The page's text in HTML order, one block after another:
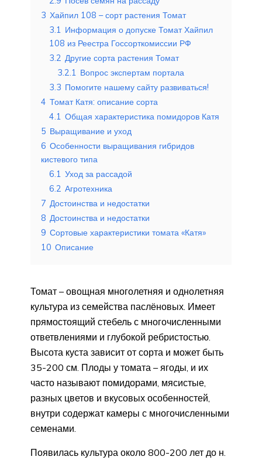
3 Хайпил 108 – сорт растения Томат
3.1 Информация о допуске Томат Хайпил
108 из Реестра Госсорткомиссии РФ
3.2 Другие сорта растения Томат
3.2.1 Вопрос экспертам портала
3.3 Помогите нашему сайту развиваться!
4 Томат Катя: описание сорта
4.1 Общая характеристика помидоров Катя
5 Выращивание и уход
6 Особенности выращивания гибридов
кистевого типа
6.1 Уход за рассадой
6.2 Агротехника
7 Достоинства и недостатки
8 Достоинства и недостатки
9 Сортовые характеристики томата «Катя»
10 Описание
Томат – овощная многолетняя и однолетняя
культура из семейства паслёновых. Имеет
прямостоящий стебель с многочисленными
ответвлениями и глубокой ребристостью.
Высота куста зависит от сорта и может быть
35-200 см. Плоды у томата – ягоды, и их
часто называют помидорами, мясистые,
разных цветов и вкусовых особенностей,
внутри содержат камеры с многочисленными
семенами.
Появилась культура около 800-200 лет до н.